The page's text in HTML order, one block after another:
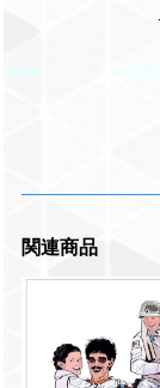
関連商品